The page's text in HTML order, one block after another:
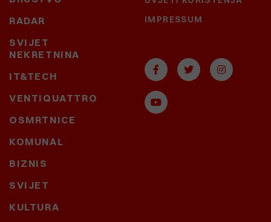
RADAR
SVIJET
NEKRETNINA
IT&TECH
VENTIQUATTRO
OSMRTNICE
KOMUNAL
BIZNIS
SVIJET
KULTURA
IMPRESSUM